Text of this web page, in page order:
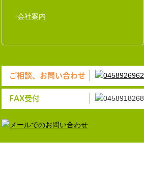
会社案内
ご相談、お問い合わせ
FAX受付